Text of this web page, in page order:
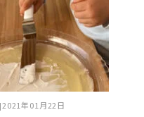
年01月22日